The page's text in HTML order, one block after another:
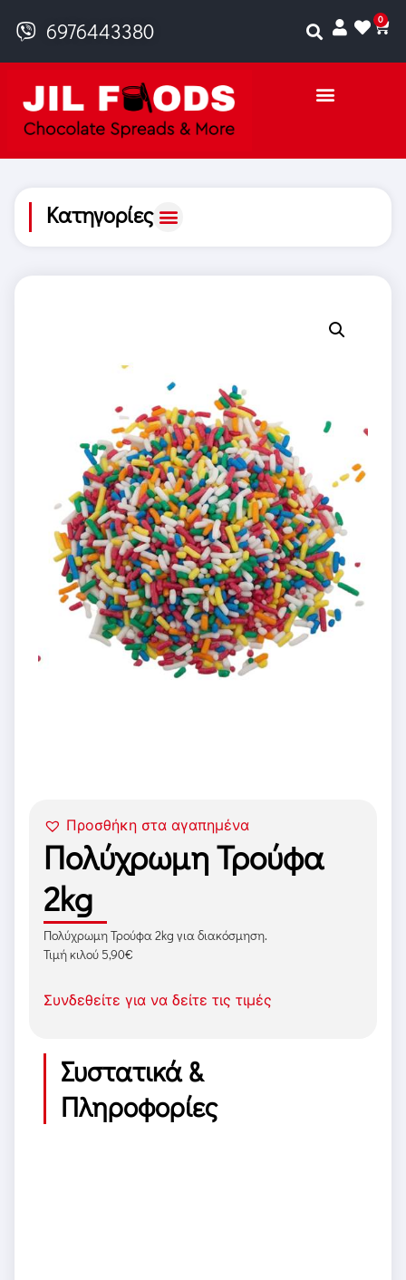
6976443380 0
Κατηγορίες
Προσθήκη στα αγαπημένα
Πολύχρωμη Τρούφα
2kg
Πολύχρωμη Τρούφα 2kg για διακόσμηση.
Τιμή κιλού 5,90€
Συνδεθείτε για να δείτε τις τιμές
Συστατικά &
Πληροφορίες